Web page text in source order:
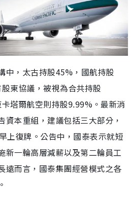
中，太古持股45%，國航持股
東協議，被視為合共持股
塔爾航空則持股9.99%。最新消
資本重組，建議包括三大部分，
上復牌。公告中，國泰表示就短
新一輪高層減薪以及第二輪員工
遠而言，國泰集團經營模式之各